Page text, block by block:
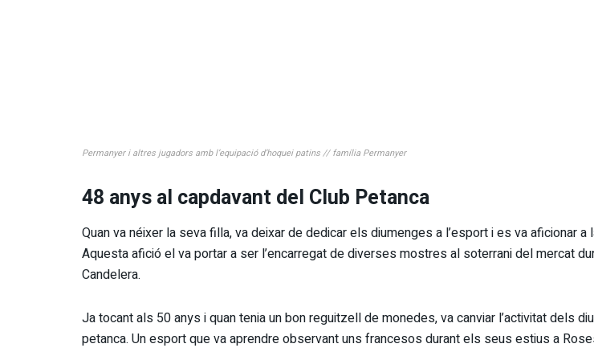
Permanyer i altres jugadors amb l’equipació d’hoquei patins // família Permanyer
48 anys al capdavant del Club Petanca
Quan va néixer la seva filla, va deixar de dedicar els diumenges a l’esport i es va aficionar a
Aquesta afició el va portar a ser l’encarregat de diverses mostres al soterrani del mercat
Candelera.
Ja tocant als 50 anys i quan tenia un bon reguitzell de monedes, va canviar l’activitat dels
petanca. Un esport que va aprendre observant uns francesos durant els seus estius a